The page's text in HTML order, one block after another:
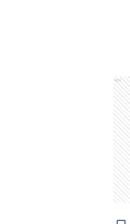
Ads